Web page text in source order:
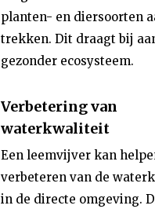
planten- en diersoorten
trekken. Dit draagt bij
gezonder ecosysteem.
Verbetering van
waterkwaliteit
Een leemvijver kan
verbeteren van de
in de directe omgeving.